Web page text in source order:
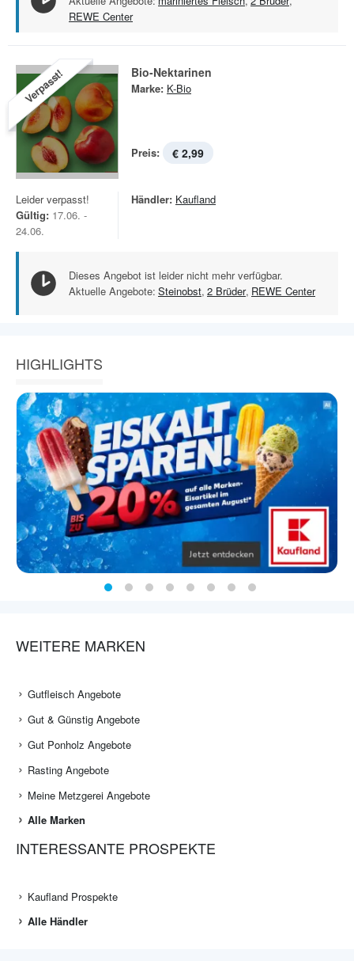
REWE Center
Verpasst! Bio-Nektarinen
Marke: K-Bio
Preis: € 2,99
Leider verpasst!
Gültig: 17.06. -
24.06.
Händler: Kaufland
Dieses Angebot ist leider nicht mehr verfügbar.
Aktuelle Angebote: Steinobst, 2 Brüder, REWE Center
HIGHLIGHTS
WEITERE MARKEN
Gutfleisch Angebote
Gut & Günstig Angebote
Gut Ponholz Angebote
Rasting Angebote
Meine Metzgerei Angebote
Alle Marken
INTERESSANTE PROSPEKTE
Kaufland Prospekte
Alle Händler